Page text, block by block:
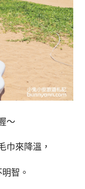
～
巾來降溫，
智。